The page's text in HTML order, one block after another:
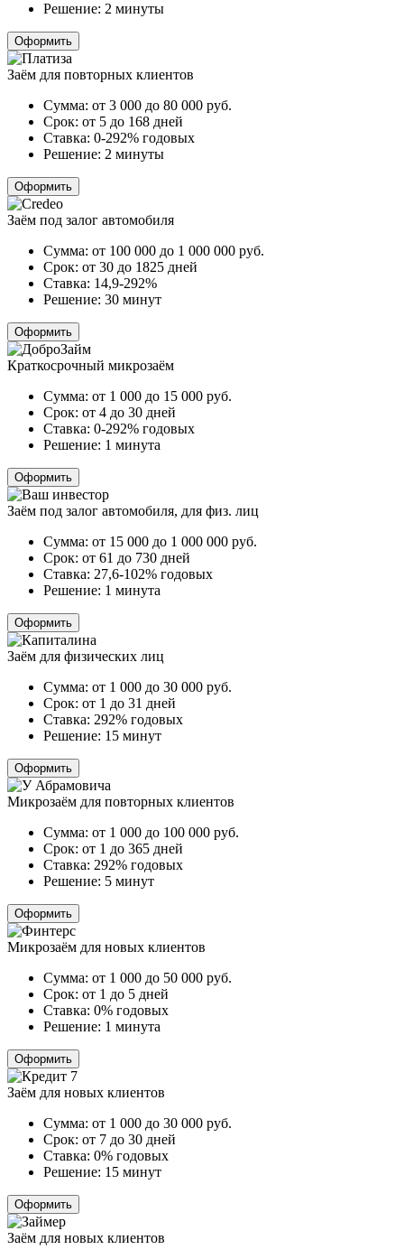
Решение: 2 минуты
Оформить
Заём для повторных клиентов
Сумма: от 3 000 до 80 000 руб.
Срок: от 5 до 168 дней
Ставка: 0-292% годовых
Решение: 2 минуты
Оформить
Заём под залог автомобиля
Сумма: от 100 000 до 1 000 000 руб.
Срок: от 30 до 1825 дней
Ставка: 14,9-292%
Решение: 30 минут
Оформить
Краткосрочный микрозаём
Сумма: от 1 000 до 15 000 руб.
Срок: от 4 до 30 дней
Ставка: 0-292% годовых
Решение: 1 минута
Оформить
Заём под залог автомобиля, для физ. лиц
Сумма: от 15 000 до 1 000 000 руб.
Срок: от 61 до 730 дней
Ставка: 27,6-102% годовых
Решение: 1 минута
Оформить
Заём для физических лиц
Сумма: от 1 000 до 30 000 руб.
Срок: от 1 до 31 дней
Ставка: 292% годовых
Решение: 15 минут
Оформить
Микрозаём для повторных клиентов
Сумма: от 1 000 до 100 000 руб.
Срок: от 1 до 365 дней
Ставка: 292% годовых
Решение: 5 минут
Оформить
Микрозаём для новых клиентов
Сумма: от 1 000 до 50 000 руб.
Срок: от 1 до 5 дней
Ставка: 0% годовых
Решение: 1 минута
Оформить
Заём для новых клиентов
Сумма: от 1 000 до 30 000 руб.
Срок: от 7 до 30 дней
Ставка: 0% годовых
Решение: 15 минут
Оформить
Заём для новых клиентов